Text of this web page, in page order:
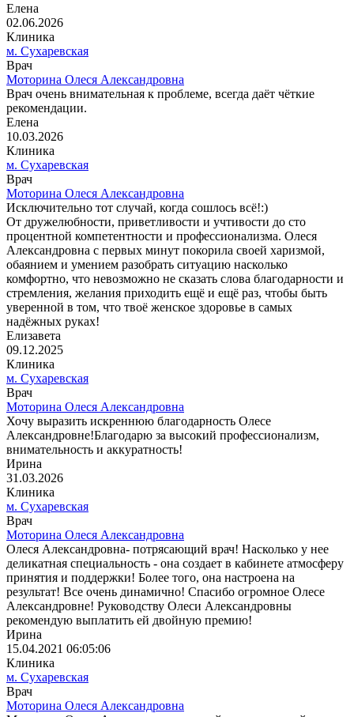
Елена
02.06.2026
Клиника
м. Сухаревская
Врач
Моторина Олеся Александровна
Врач очень внимательная к проблеме, всегда даёт чёткие
рекомендации.
Елена
10.03.2026
Клиника
м. Сухаревская
Врач
Моторина Олеся Александровна
Исключительно тот случай, когда сошлось всё!:)
От дружелюбности, приветливости и учтивости до сто
процентной компетентности и профессионализма. Олеся
Александровна с первых минут покорила своей харизмой,
обаянием и умением разобрать ситуацию насколько
комфортно, что невозможно не сказать слова благодарности и
стремления, желания приходить ещё и ещё раз, чтобы быть
уверенной в том, что твоё женское здоровье в самых
надёжных руках!
Елизавета
09.12.2025
Клиника
м. Сухаревская
Врач
Моторина Олеся Александровна
Хочу выразить искреннюю благодарность Олесе
Александровне!Благодарю за высокий профессионализм,
внимательность и аккуратность!
Ирина
31.03.2026
Клиника
м. Сухаревская
Врач
Моторина Олеся Александровна
Олеся Александровна- потрясающий врач! Насколько у нее
деликатная специальность - она создает в кабинете атмосферу
принятия и поддержки! Более того, она настроена на
результат! Все очень динамично! Спасибо огромное Олесе
Александровне! Руководству Олеси Александровны
рекомендую выплатить ей двойную премию! ️
Ирина
15.04.2021 06:05:06
Клиника
м. Сухаревская
Врач
Моторина Олеся Александровна